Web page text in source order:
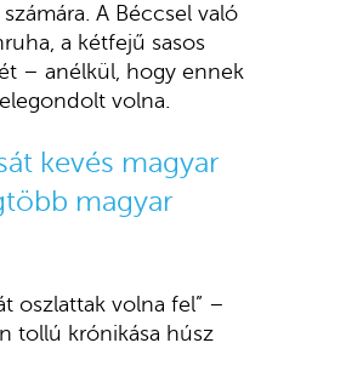
A Béccsel való
a kétfejű sasos
– anélkül, hogy ennek
volna.
kevés magyar
magyar
oszlattak volna fel” –
tollú krónikása húsz